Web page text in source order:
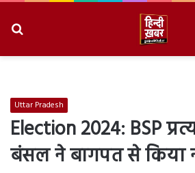
Uttar Pradesh
Election 2024: BSP
बंसल ने बागपत से किया